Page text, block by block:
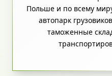
Польше и по всему
автопарк
таможенные